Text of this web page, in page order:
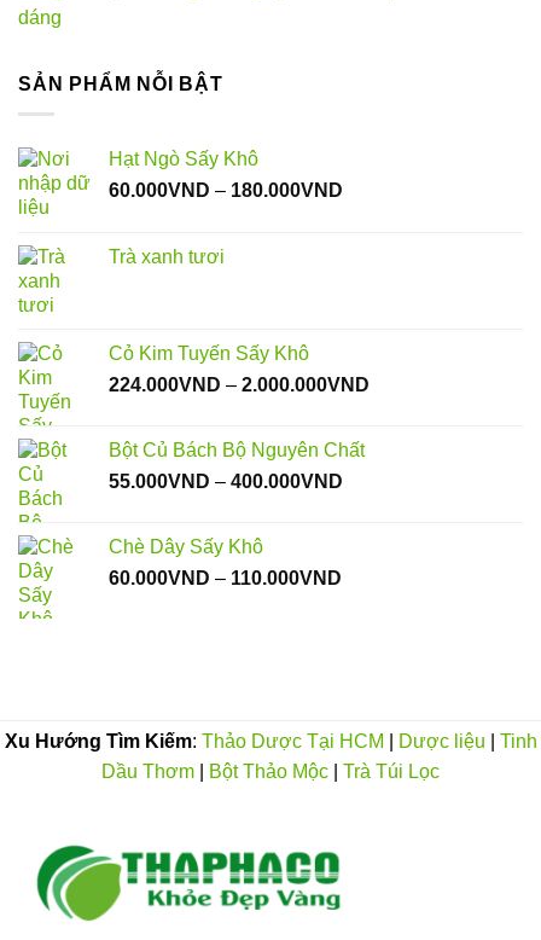
dáng
SẢN PHẨM NỖI BẬT
Hạt Ngò Sấy Khô
60.000VND – 180.000VND
Trà xanh tươi
Cỏ Kim Tuyến Sấy Khô
224.000VND – 2.000.000VND
Bột Củ Bách Bộ Nguyên Chất
55.000VND – 400.000VND
Chè Dây Sấy Khô
60.000VND – 110.000VND
Xu Hướng Tìm Kiếm: Thảo Dược Tại HCM Dược liệu
Tinh
Dầu Thơm
Bột Thảo Mộc Trà Túi Lọc